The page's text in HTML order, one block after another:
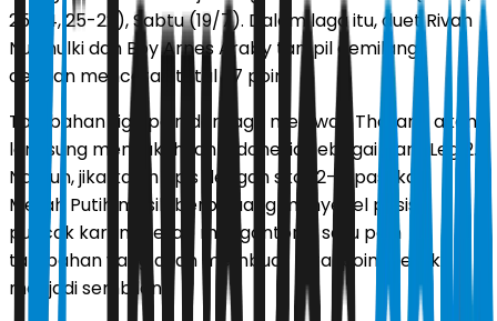
25-14, 25-22), Sabtu (19/7). Dalam laga itu, duet Rivan
Nurmulki dan Boy Arnes Araby tampil gemilang
dengan mencetak total 37 poin.
Tambahan tiga poin dari laga melawan Thailand akan
langsung mengukuhkan Indonesia sebagai juara Leg 2.
Namun, jika kalah tipis dengan skor 2-3, pasukan
Merah Putih masih berpeluang menyegel posisi
puncak karena tetap mengantongi satu poin
tambahan yang akan membuat total poin mereka
menjadi sembilan.